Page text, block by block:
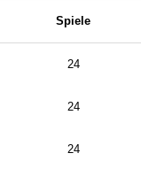
Spiele
24
24
24